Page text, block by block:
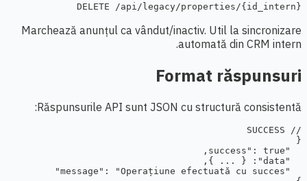
DELETE /api/legacy/properties/{id_intern}
Marchează anunțul ca vândut/inactiv. Util la sincronizare
automată din CRM intern.
Format răspunsuri
Răspunsurile API sunt JSON cu structură consistentă: